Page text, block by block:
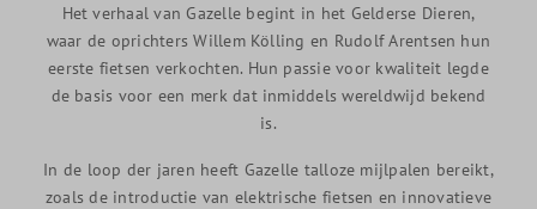
Het verhaal van Gazelle begint in het Gelderse Dieren,
waar de oprichters Willem Kölling en Rudolf Arentsen hun
eerste fietsen verkochten. Hun passie voor kwaliteit legde
de basis voor een merk dat inmiddels wereldwijd bekend
is.
In de loop der jaren heeft Gazelle talloze mijlpalen bereikt,
zoals de introductie van elektrische fietsen en innovatieve